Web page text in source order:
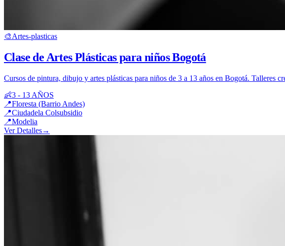
🎨Artes-plasticas
Clase de Artes Plásticas para niños Bogotá
Cursos de pintura, dibujo y artes plásticas para niños de 3 a 13 años en Bogotá. Talleres
👶3 - 13 AÑOS
📍Floresta (Barrio Andes)
📍Ciudadela Colsubsidio
📍Modelia
Ver Detalles→